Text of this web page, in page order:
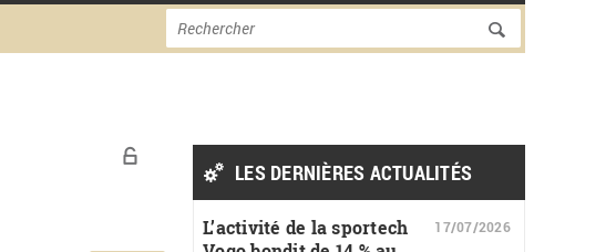
Formulaire de
Rechercher
LES DERNIÈRES ACTUALITÉS
L’activité de la sportech
17/07/2026